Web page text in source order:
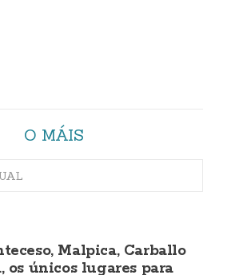
O MÁIS
Malpica, Carballo
os únicos lugares para